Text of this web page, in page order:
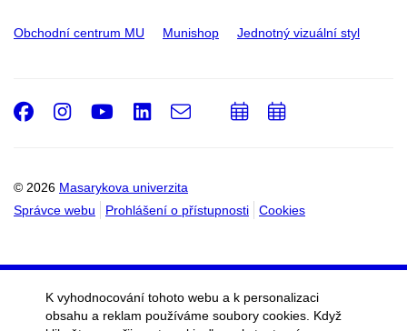
Obchodní centrum MU Munishop Jednotný vizuální styl
© 2026 Masarykova univerzita
Správce webu
Prohlášení o přístupnosti Cookies
Facebook
Instagram
Youtube
LinkedIn
e-
PřidatPřidat
K vyhodnocování tohoto webu a k personalizaci
obsahu a reklam používáme soubory cookies. Když